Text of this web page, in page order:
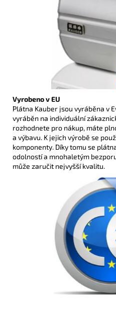
Vyrobeno v EU
Plátna Kauber jsou vyráběna v
vyráběn na individuální
rozhodnete pro nákup, máte
a výbavu. K jejich výrobě se
komponenty. Díky tomu se
odolností a mnohaletým
může zaručit nejvyšší kvalitu.